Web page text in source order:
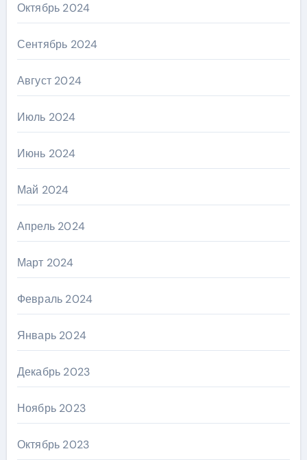
Октябрь 2024
Сентябрь 2024
Август 2024
Июль 2024
Июнь 2024
Май 2024
Апрель 2024
Март 2024
Февраль 2024
Январь 2024
Декабрь 2023
Ноябрь 2023
Октябрь 2023